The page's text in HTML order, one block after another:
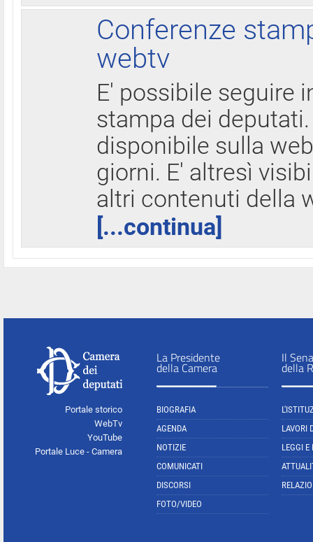
Conferenze
webtv
E' possibile seguire
stampa dei
disponibile sulla
giorni. E' altresì
altri contenuti della
[...continua]
Portale storico
WebTv
YouTube
Portale Luce - Camera
La Presidente
della Camera
BIOGRAFIA
AGENDA
NOTIZIE
COMUNICATI
DISCORSI
FOTO/VIDEO
Il
della
LAVORI
LEGGI E